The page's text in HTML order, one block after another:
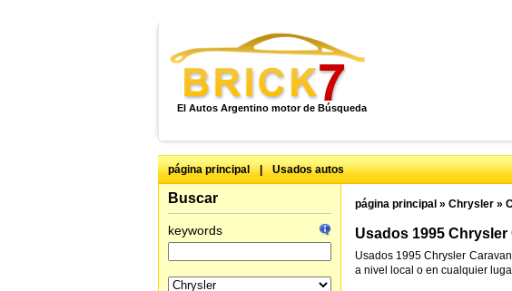
El Autos Argentino motor de Búsqueda
página principal | Usados autos
Buscar
keywords
página principal » Chrysler»
Usados 1995
Usados 1995 Chrysler
a nivel local o en cualquier